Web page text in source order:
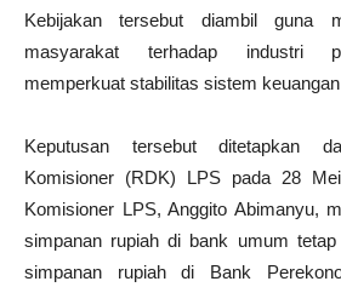
Kebijakan tersebut diambil guna
masyarakat terhadap industri
memperkuat stabilitas sistem
Keputusan tersebut ditetapkan
Komisioner (RDK) LPS pada 28
Komisioner LPS, Anggito Abimanyu,
simpanan rupiah di bank umum
simpanan rupiah di Bank